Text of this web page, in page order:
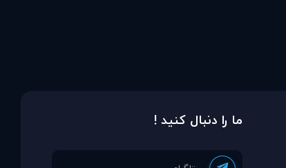
ما را دنبال کنید !